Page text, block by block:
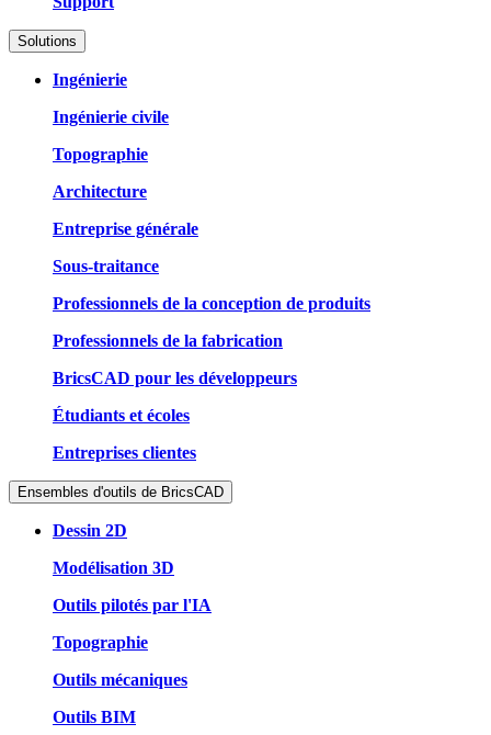
Solutions
Ingénierie
Ingénierie civile
Topographie
Architecture
Entreprise générale
Sous-traitance
Professionnels de la conception de produits
Professionnels de la fabrication
BricsCAD pour les développeurs
Étudiants et écoles
Entreprises clientes
Ensembles d'outils de BricsCAD
Dessin 2D
Modélisation 3D
Outils pilotés par l'IA
Topographie
Outils mécaniques
Outils BIM